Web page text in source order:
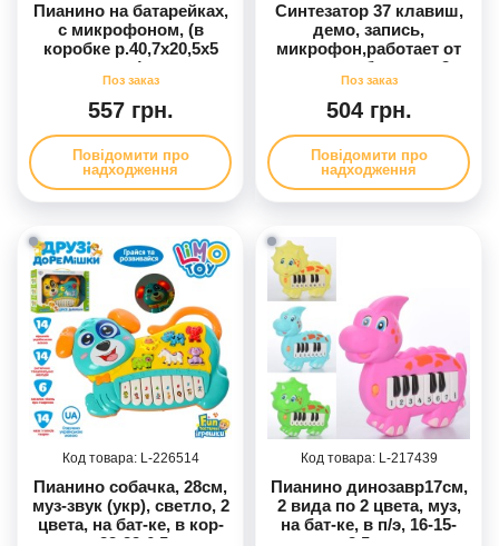
Пианино на батарейках,
с микрофоном, (в
коробке р.40,7x20,5x5
см)
557 грн.
Повідомити про
надходження
Синтезатор 37 клавиш,
демо, запись,
микрофон,работает от
сети и от батареек,3
цвета, в кор-це,
42,16,5см
504 грн.
Повідомити про
надходження
226514
Пианино собачка, 28см,
муз-звук (укр), светло, 2
цвета, на бат-ке, в кор-
217439
Пианино динозавр17см,
2 вида по 2 цвета, муз,
на бат-ке, в п/э, 16-15-